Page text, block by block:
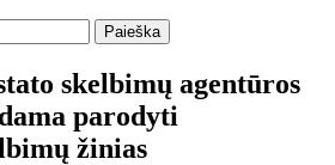
skelbimų agentūros
parodyti
žinias